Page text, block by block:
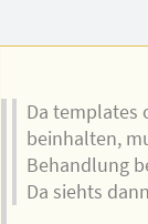
Da templates
beinhalten,
Behandlung
Da siehts